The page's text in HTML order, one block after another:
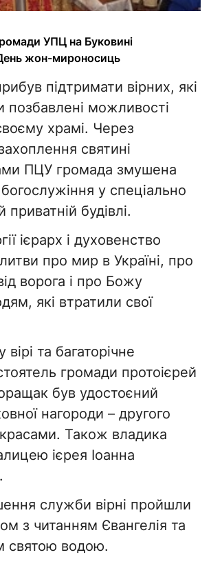
УПЦ на Буковині
жон-мироносиць
підтримати вірних, які
позбавлені можливості
храмі. Через
святині
ПЦУ громада змушена
у спеціально
приватній будівлі.
ієрарх і духовенство
про мир в Україні, про
ворога і про Божу
які втратили свої
вірі та багаторічне
громади протоієрей
був удостоєний
нагороди – другого
Також владика
ієрея Іоанна
служби вірні пройшли
з читанням Євангелія та
святою водою.